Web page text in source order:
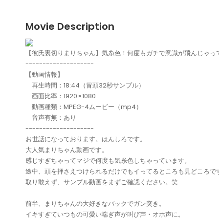
Movie Description
【彼氏裏切りまりちゃん】気糸色！何度もガチで意識が飛んじゃっ
--------------------
【動画情報】
再生時間：18:44（冒頭32秒サンプル）
画面比率：1920 × 1080
動画種類：MPEG-4ムービー（mp4）
音声有無：あり
--------------------
お世話になっております。はんしろです。
大人気まりちゃん動画です。
感じすぎちゃってマジで何度も気糸色しちゃっています。
途中、頭を押さえつけられるだけでもイってるところも見どころで
取り敢えず、サンプル動画をまずご確認ください。笑
前半、まりちゃんの大好きなバックでガン突き。
イキすぎていつもの可愛い喘ぎ声が叫び声・オホ声に。